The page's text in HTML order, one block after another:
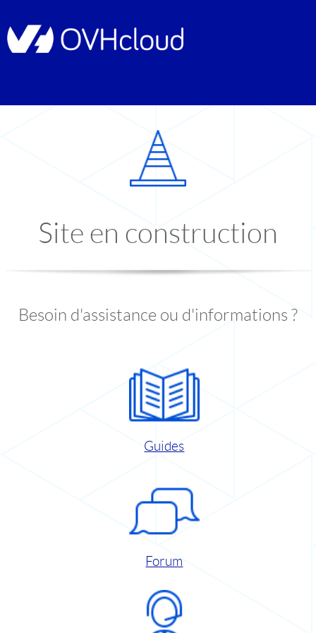
Site en construction
Besoin d'assistance ou d'informations ?
Guides
Forum